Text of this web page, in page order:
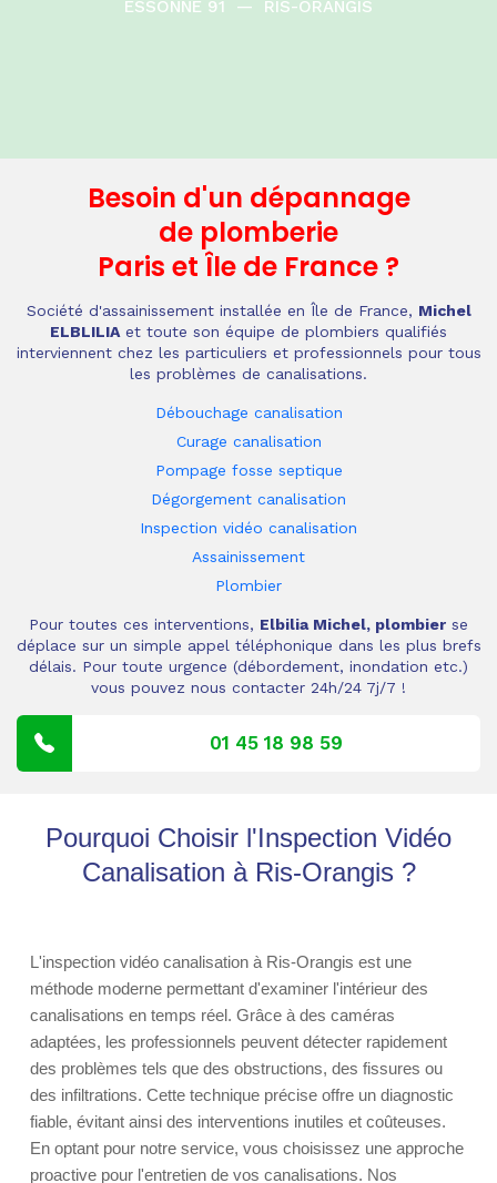
ESSONNE 91
— RIS-ORANGIS
Besoin d'un dépannage
de plomberie
Paris et Île de France ?
Société d'assainissement installée en Île de France, Michel
ELBLILIA et toute son équipe de plombiers qualifiés
interviennent chez les particuliers et professionnels pour tous
les problèmes de canalisations.
Débouchage canalisation
Curage canalisation
Pompage fosse septique
Dégorgement canalisation
Inspection vidéo canalisation
Assainissement
Plombier
Pour toutes ces interventions, Elbilia Michel, plombier se
déplace sur un simple appel téléphonique dans les plus brefs
délais. Pour toute urgence (débordement, inondation etc.)
vous pouvez nous contacter 24h/24 7j/7 !
01 45 18 98 59
Pourquoi Choisir l'Inspection Vidéo
Canalisation à Ris-Orangis ?
L'inspection vidéo canalisation à Ris-Orangis est une
méthode moderne permettant d'examiner l'intérieur des
canalisations en temps réel. Grâce à des caméras
adaptées, les professionnels peuvent détecter rapidement
des problèmes tels que des obstructions, des fissures ou
des infiltrations. Cette technique précise offre un diagnostic
fiable, évitant ainsi des interventions inutiles et coûteuses.
En optant pour notre service, vous choisissez une approche
proactive pour l'entretien de vos canalisations. Nos